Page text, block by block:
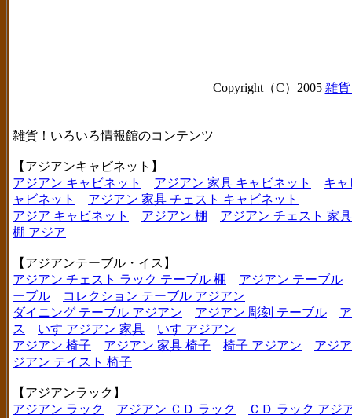
Copyright（C）2005 雑
雑貨！いろいろ情報館のコンテンツ
【アジアンキャビネット】
アジアン キャビネット
アジアン 家具 キャビネット
キャ
ャビネット
アジアン 家具 チェスト キャビネット
アジア キャビネット
アジアン 棚
アジアン チェスト 家
棚 アジア
【アジアンテーブル・イス】
アジアン チェスト ラック テーブル 棚
アジアン テーブル
ーブル
コレクション テーブル アジアン
ダイニング テーブル アジアン
アジアン 彫刻 テーブル
ス
いす アジアン 家具
いす アジアン
アジアン 椅子
アジアン 家具 椅子 椅子 アジアン
アジ
ジアン テイスト 椅子
【アジアンラック】
アジアン ラック
アジアン ＣＤ ラック
ＣＤ ラック アジ